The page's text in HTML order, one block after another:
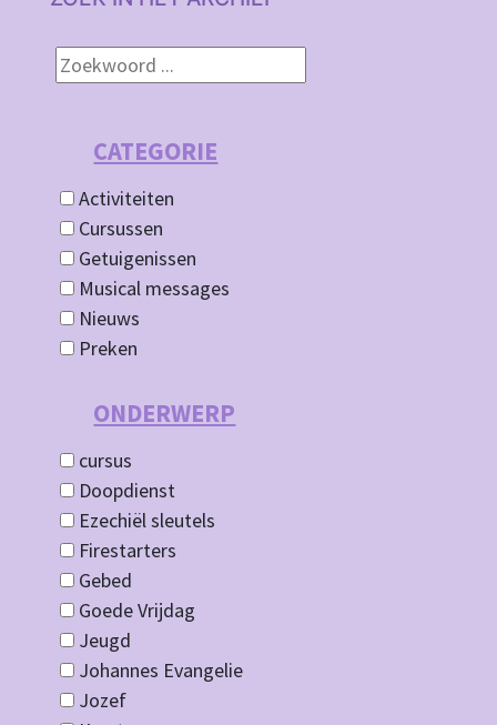
CATEGORIE
Activiteiten
Cursussen
Getuigenissen
Musical messages
Nieuws
Preken
ONDERWERP
cursus
Doopdienst
Ezechiël sleutels
Firestarters
Gebed
Goede Vrijdag
Jeugd
Johannes Evangelie
Jozef